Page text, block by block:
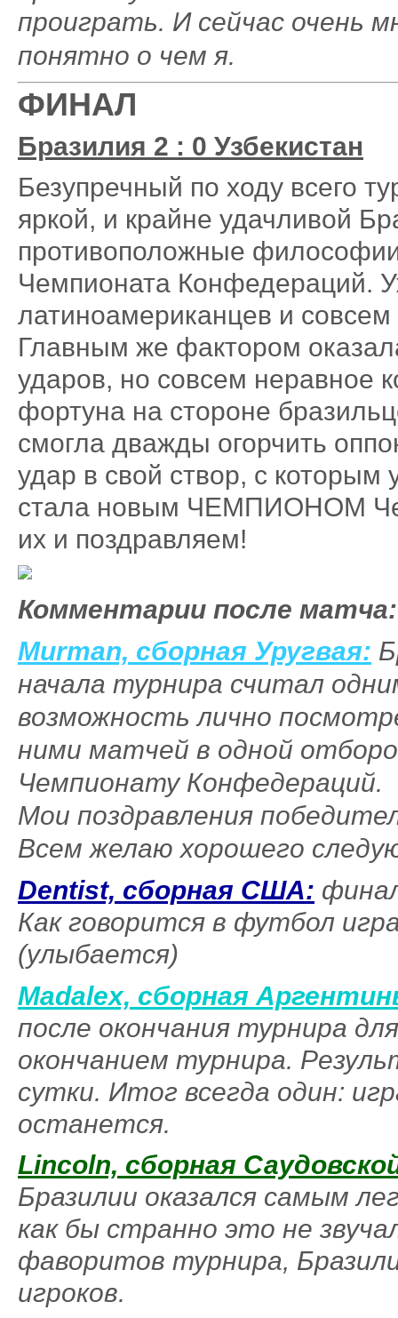
проиграть. И сейчас очень
понятно о чем я.
ФИНАЛ
Бразилия 2 : 0 Узбекистан
Безупречный по ходу всего
яркой, и крайне удачливой
противоположные
Чемпионата Конфедераций.
латиноамериканцев и
Главным же фактором
ударов, но совсем неравное
фортуна на стороне
смогла дважды огорчить
удар в свой створ, с
стала новым ЧЕМПИОНОМ
их и поздравляем!
Комментарии после матча:
Murman, сборная Уругвая:
начала турнира считал
возможность лично
ними матчей в одной
Чемпионату Конфедераций.
Мои поздравления
Всем желаю хорошего
Dentist, сборная США:
Как говорится в футбол
(улыбается)
Madalex, сборная
после окончания турнира
окончанием турнира.
сутки. Итог всегда один:
останется.
Lincoln, сборная
Бразилии оказался самым
как бы странно это не
фаворитов турнира,
игроков.